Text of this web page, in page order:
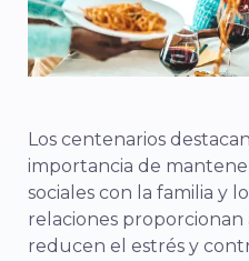
Los centenarios
importancia de
sociales con la familia y
relaciones proporcionan
reducen el estrés y